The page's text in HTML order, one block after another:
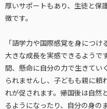
厚いサポートもあり、生徒と保
徴です。
「語学力や国際感覚を身につ
大きな成長を実感できるようで
間、懸命に自分の力で生きてい
られませんし、子どもも親に頼
れが促されます。帰国後は自然
るようになったり、自分の身の